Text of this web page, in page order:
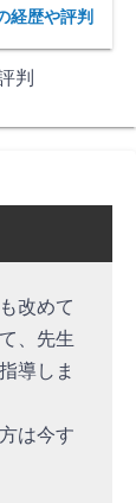
経歴や評判
判
改めて
、先生
導しま
は今す